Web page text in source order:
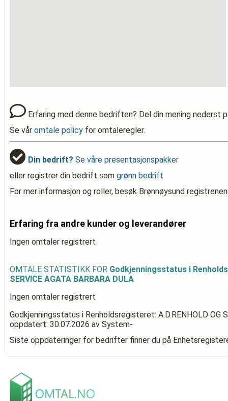
Erfaring med denne bedriften? Del din mening nederst
Se vår omtale policy for omtaleregler.
Din bedrift? Se våre presentasjonspakker
eller registrer din bedrift som grønn bedrift
For mer informasjon og roller, besøk Brønnøysund
Erfaring fra andre kunder og leverandører
Ingen omtaler registrert
OMTALE STATISTIKK FOR Godkjenningsstatus i
SERVICE AGATA BARBARA DULA
Ingen omtaler registrert
Godkjenningsstatus i Renholdsregisteret: A.D.RENHOLD OG
oppdatert: 30.07.2026 av System-
Siste oppdateringer for bedrifter finner du på